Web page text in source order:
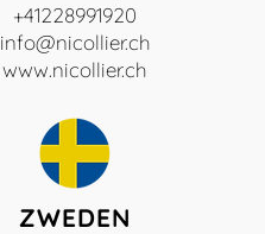
+41228991920
info@nicollier.ch
www.nicollier.ch
ZWEDEN